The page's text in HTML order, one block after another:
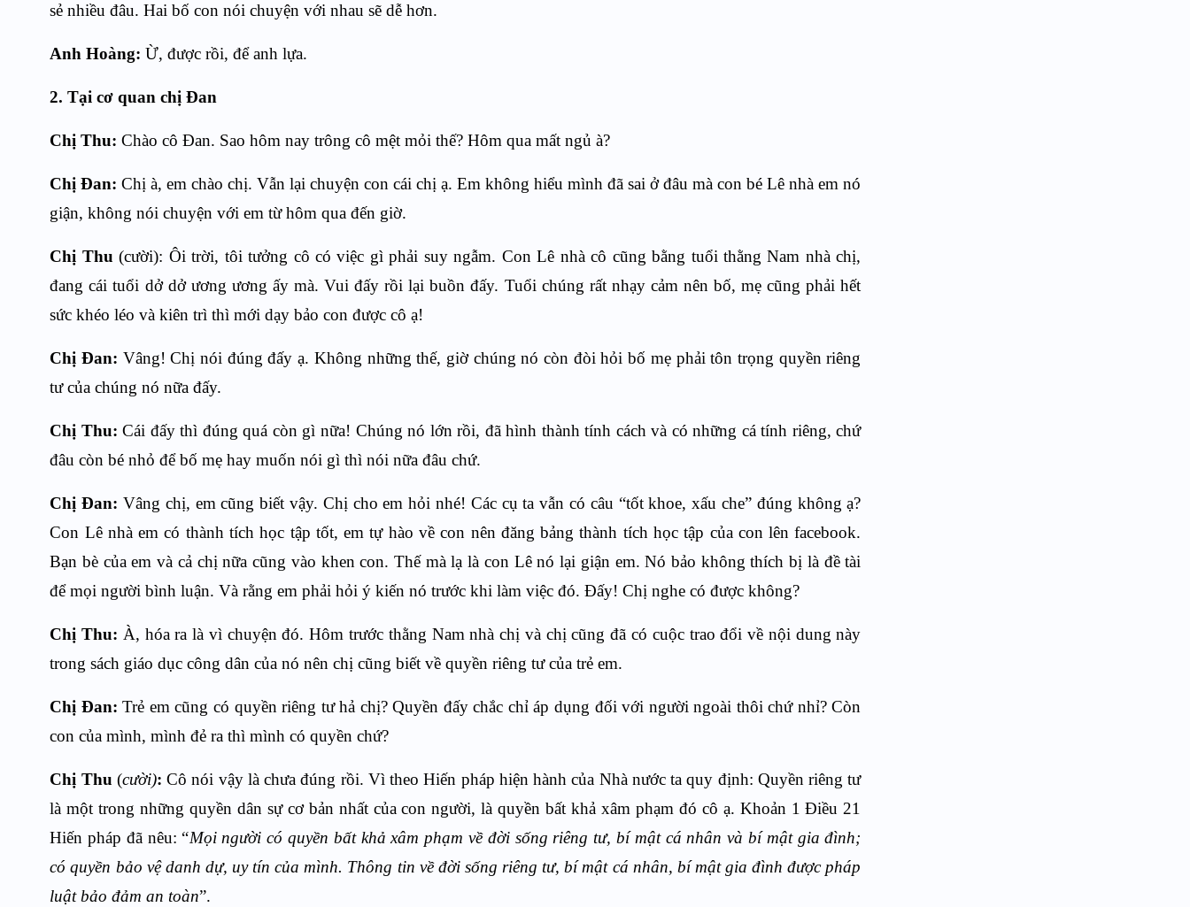
sẻ nhiều đâu. Hai bố con nói chuyện với nhau sẽ dễ hơn.
Anh Hoàng: Ừ, được rồi, để anh lựa.
2. Tại cơ quan chị Đan
Chị Thu: Chào cô Đan. Sao hôm nay trông cô mệt mỏi thế? Hôm qua mất ngủ à?
Chị Đan: Chị à, em chào chị. Vẫn lại chuyện con cái chị ạ. Em không hiểu mình đã sai ở đâu mà con bé Lê nhà em nó
giận, không nói chuyện với em từ hôm qua đến giờ.
Chị Thu (cười): Ôi trời, tôi tưởng cô có việc gì phải suy ngẫm. Con Lê nhà cô cũng bằng tuổi thằng Nam nhà chị,
đang cái tuổi dở dở ương ương ấy mà. Vui đấy rồi lại buồn đấy. Tuổi chúng rất nhạy cảm nên bố, mẹ cũng phải hết
sức khéo léo và kiên trì thì mới dạy bảo con được cô ạ!
Chị Đan: Vâng! Chị nói đúng đấy ạ. Không những thế, giờ chúng nó còn đòi hỏi bố mẹ phải tôn trọng quyền riêng
tư của chúng nó nữa đấy.
Chị Thu: Cái đấy thì đúng quá còn gì nữa! Chúng nó lớn rồi, đã hình thành tính cách và có những cá tính riêng, chứ
đâu còn bé nhỏ để bố mẹ hay muốn nói gì thì nói nữa đâu chứ.
Chị Đan: Vâng chị, em cũng biết vậy. Chị cho em hỏi nhé! Các cụ ta vẫn có câu “tốt khoe, xấu che” đúng không ạ?
Con Lê nhà em có thành tích học tập tốt, em tự hào về con nên đăng bảng thành tích học tập của con lên facebook.
Bạn bè của em và cả chị nữa cũng vào khen con. Thế mà lạ là con Lê nó lại giận em. Nó bảo không thích bị là đề tài
để mọi người bình luận. Và rằng em phải hỏi ý kiến nó trước khi làm việc đó. Đấy! Chị nghe có được không?
Chị Thu: À, hóa ra là vì chuyện đó. Hôm trước thằng Nam nhà chị và chị cũng đã có cuộc trao đổi về nội dung này
trong sách giáo dục công dân của nó nên chị cũng biết về quyền riêng tư của trẻ em.
Chị Đan: Trẻ em cũng có quyền riêng tư hả chị? Quyền đấy chắc chỉ áp dụng đối với người ngoài thôi chứ nhỉ? Còn
con của mình, mình đẻ ra thì mình có quyền chứ?
Chị Thu (cười): Cô nói vậy là chưa đúng rồi. Vìtheo Hiến pháp hiện hành của Nhà nước ta quy định: Quyền riêng tư
là một trong những quyền dân sự cơ bản nhất của con người, là quyền bất khả xâm phạm đó cô ạ. Khoản 1 Điều 21
Hiến pháp đã nêu: “Mọi người có quyền bất khả xâm phạm về đời sống riêng tư, bí mật cá nhân và bí mật gia đình;
có quyền bảo vệ danh dự, uy tín của mình. Thông tin về đời sống riêng tư, bí mật cá nhân, bí mật gia đình được pháp
luật bảo đảm an toàn”.